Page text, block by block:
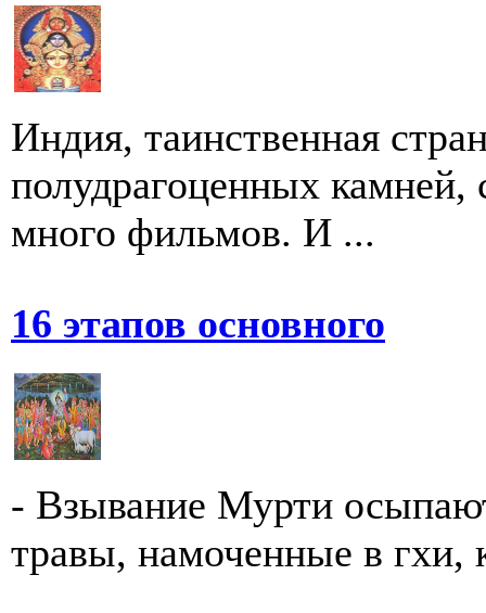
Индия, таинственная
полудрагоценных камней,
много фильмов. И ...
16 этапов основного
- Взывание Мурти
травы, намоченные в гхи,